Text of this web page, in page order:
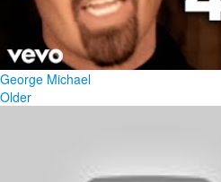
George Michael
Older